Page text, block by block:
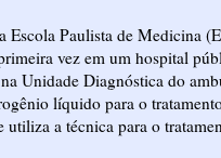
Escola Paulista de Medicina
vez em um hospital
Unidade Diagnóstica do
líquido para o
a técnica para o